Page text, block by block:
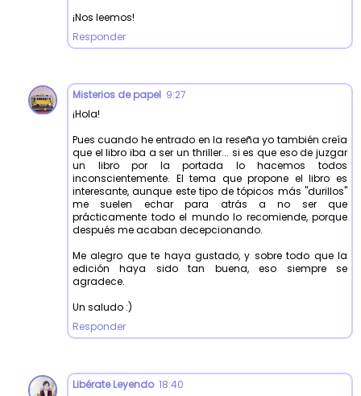
¡Nos leemos!
Responder
Misterios de papel 9:27
¡Hola!
Pues cuando he entrado en la reseña yo también creía
que el libro iba a ser un thriller... si es que eso de juzgar
un libro por la portada lo hacemos todos
inconscientemente. El tema que propone el libro es
interesante, aunque este tipo de tópicos más "durillos"
me suelen echar para atrás a no ser que
prácticamente todo el mundo lo recomiende, porque
después me acaban decepcionando.
Me alegro que te haya gustado, y sobre todo que la
edición haya sido tan buena, eso siempre se
agradece.
Un saludo :)
Responder
Libérate Leyendo 18:40